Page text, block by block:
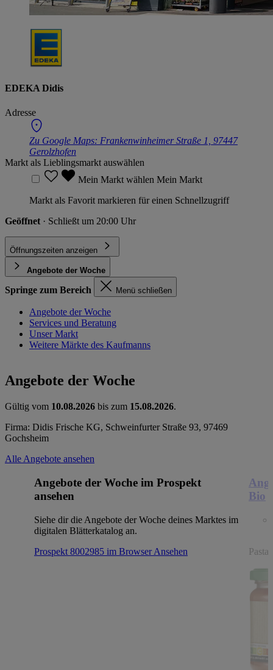
EDEKA Didis
Adresse
Zu Google Maps: Frankenwinheimer Straße 1, 97447
Gerolzhofen
Markt als Lieblingsmarkt auswählen
Mein Markt wählen Mein Markt
Markt als Favorit markieren für einen Schnellzugriff
Geöffnet · Schließt um 20:00 Uhr
Öffnungszeiten anzeigen
Angebote der Woche
Springe zum Bereich Menü schließen
Angebote der Woche
Services und Beratung
Unser Markt
Weitere Märkte des Kaufmanns
Angebote der Woche
Gültig vom 10.08.2026 bis zum 15.08.2026.
Firma: Didis Frische KG, Schweinfurter Straße 93, 97469
Gochsheim
Alle Angebote ansehen
Angebote der Woche im Prospekt
ansehen
Siehe dir die Angebote der Woche deines Marktes im
digitalen Blätterkatalog an.
Prospekt 8002985 im BrowserAnsehen
Bio